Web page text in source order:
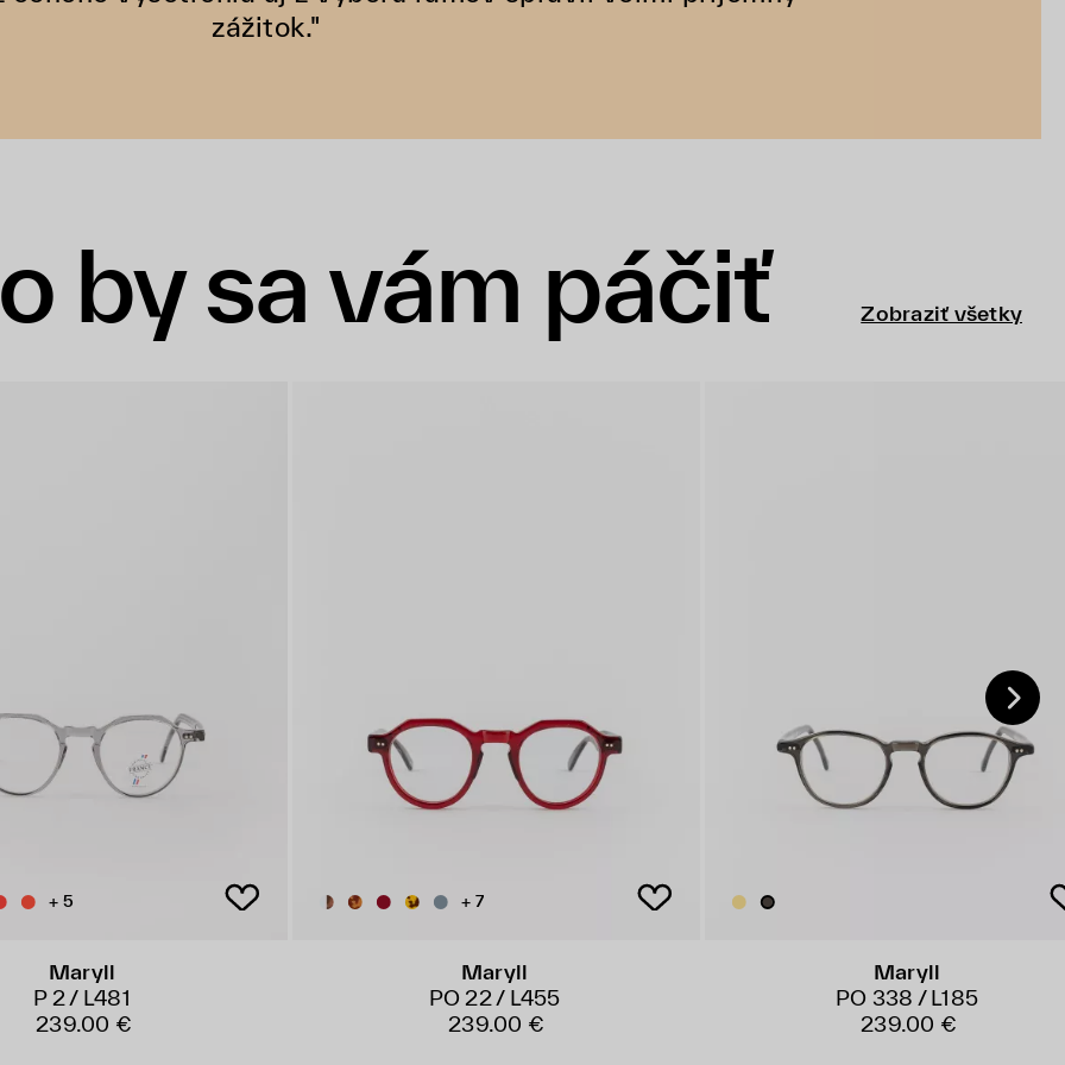
zážitok."
by sa vám páčiť Zobraziť všetky
+ 5
Maryll
P 2 / L481
239.00 €
+ 7
Maryll
PO 22 / L455
239.00 €
Maryll
PO 338 / L185
239.00 €